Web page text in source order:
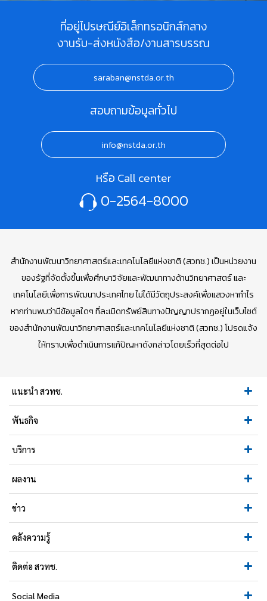
ที่อยู่ไปรษณีย์อิเล็กทรอนิกส์กลาง
งานรับ-ส่งหนังสือ/งานสารบรรณ
saraban@nstda.or.th
สอบถามข้อมูลทั่วไป
info@nstda.or.th
หรือ Call center
0-2564-8000
สำนักงานพัฒนาวิทยาศาสตร์และเทคโนโลยีแห่งชาติ (สวทช.) เป็นหน่วยงาน
ของรัฐที่จัดตั้งขึ้นเพื่อศึกษาวิจัยและพัฒนาทางด้านวิทยาศาสตร์ และ
เทคโนโลยีเพื่อการพัฒนาประเทศไทย ไม่ได้มีวัตถุประสงค์เพื่อแสวงหากำไร
หากท่านพบว่ามีข้อมูลใดๆ ที่ละเมิดทรัพย์สินทางปัญญาปรากฏอยู่ในเว็บไซต์
ของสำนักงานพัฒนาวิทยาศาสตร์และเทคโนโลยีแห่งชาติ (สวทช.) โปรดแจ้ง
ให้ทราบเพื่อดำเนินการแก้ปัญหาดังกล่าวโดยเร็วที่สุดต่อไป
แนะนำ สวทช.
พันธกิจ
บริการ
ผลงาน
ข่าว
คลังความรู้
ติดต่อ สวทช.
Social Media